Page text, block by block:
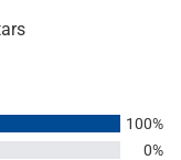
100%
0%